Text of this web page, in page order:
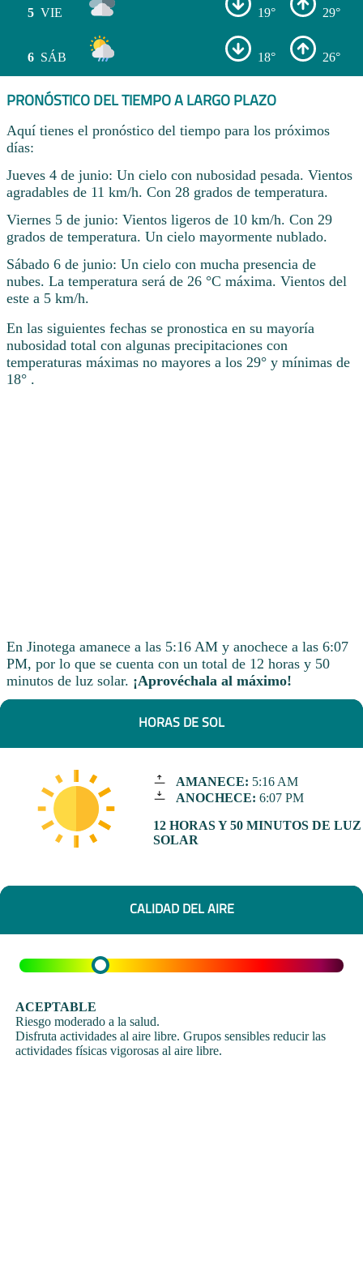
5 VIE 19° 29°
6 SÁB 18° 26°
PRONÓSTICO DEL TIEMPO A LARGO PLAZO
Aquí tienes el pronóstico del tiempo para los próximos
días:
Jueves 4 de junio: Un cielo con nubosidad pesada. Vientos
agradables de 11 km/h. Con 28 grados de temperatura.
Viernes 5 de junio: Vientos ligeros de 10 km/h. Con 29
grados de temperatura. Un cielo mayormente nublado.
Sábado 6 de junio: Un cielo con mucha presencia de
nubes. La temperatura será de 26 °C máxima. Vientos del
este a 5 km/h.
En las siguientes fechas se pronostica en su mayoría
nubosidad total con algunas precipitaciones con
temperaturas máximas no mayores a los 29° y mínimas de
18° .
En Jinotega amanece a las 5:16 AM y anochece a las 6:07
PM, por lo que se cuenta con un total de 12 horas y 50
minutos de luz solar. ¡Aprovéchala al máximo!
HORAS DE SOL
AMANECE: 5:16 AM
ANOCHECE: 6:07 PM
12 HORAS Y 50 MINUTOS DE LUZ
SOLAR
CALIDAD DEL AIRE
ACEPTABLE
Riesgo moderado a la salud.
Disfruta actividades al aire libre. Grupos sensibles reducir las
actividades físicas vigorosas al aire libre.